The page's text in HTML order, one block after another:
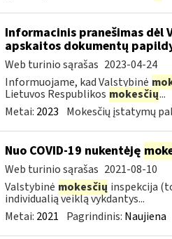
Informacinis pranešimas dėl
apskaitos dokumentų
Web turinio sąrašas 2023-04-24
Informuojame, kad Valstybinė
Lietuvos Respublikos mokesčių...
Metai: 2023 Mokesčių įstatymų
Nuo COVID-19 nukentėję
Web turinio sąrašas 2021-08-10
Valstybinė mokesčių inspekcija
individualią veiklą vykdantys...
Metai: 2021 Pagrindinis: Naujiena